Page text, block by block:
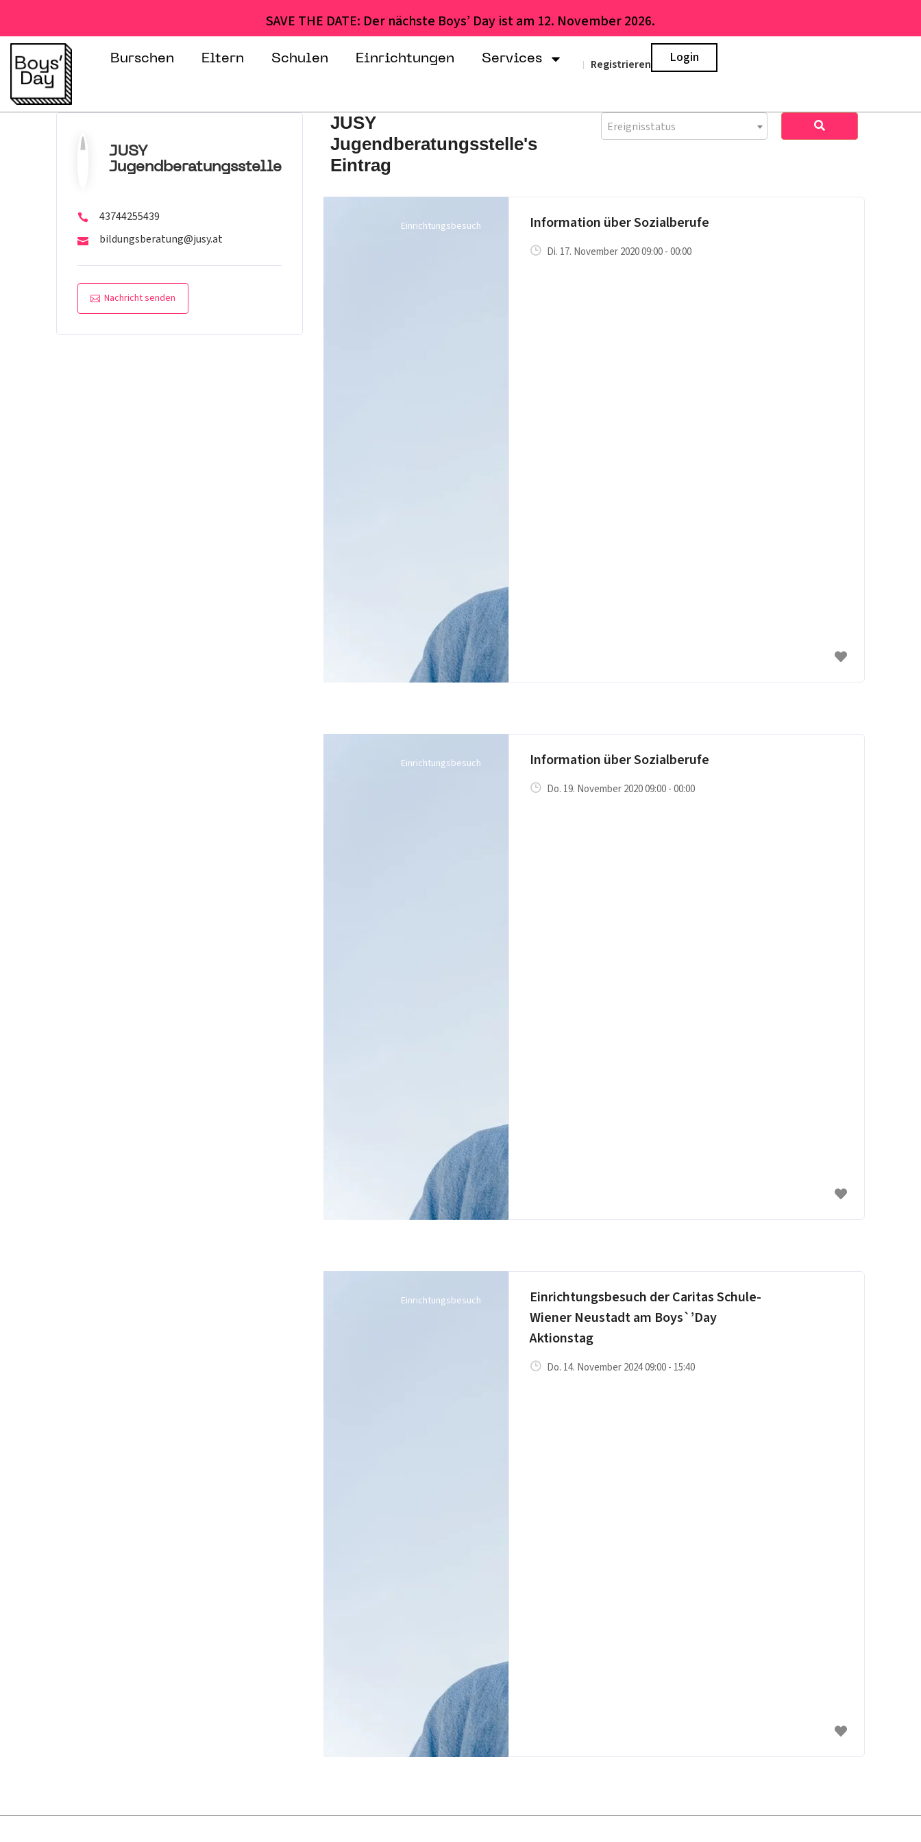
SAVE THE DATE: Der nächste Boys’ Day ist am 12. November 2026.
Burschen Eltern Schulen Einrichtungen Services | Registrieren Login
JUSY
Jugendberatungsstelle
43744255439
bildungsberatung@jusy.at
Nachricht senden
JUSY
Jugendberatungsstelle's
Eintrag
Ereignisstatus
Einrichtungsbesuch Information über Sozialberufe
Di. 17. November 2020 09:00 - 00:00
Einrichtungsbesuch Information über Sozialberufe
Do. 19. November 2020 09:00 - 00:00
Einrichtungsbesuch
Einrichtungsbesuch der Caritas Schule-
Wiener Neustadt am Boys`’Day
Aktionstag
Do. 14. November 2024 09:00 - 15:40